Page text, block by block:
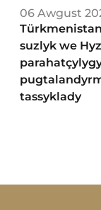
06 Awgust
suz­lyk we
tassyklady